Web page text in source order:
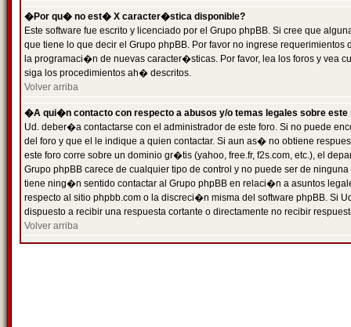
�Por qu� no est� X caracter�stica disponible?
Este software fue escrito y licenciado por el Grupo phpBB. Si cree que
que tiene lo que decir el Grupo phpBB. Por favor no ingrese
la programaci�n de nuevas caracter�sticas. Por favor, lea los foros y vea
siga los procedimientos ah� descritos.
Volver arriba
�A qui�n contacto con respecto a abusos y/o temas legales sobre este
Ud. deber�a contactarse con el administrador de este foro. Si no puede
del foro y que el le indique a quien contactar. Si aun as� no obtiene
este foro corre sobre un dominio gr�tis (yahoo, free.fr, f2s.com, etc.), el
Grupo phpBB carece de cualquier tipo de control y no puede ser de
tiene ning�n sentido contactar al Grupo phpBB en relaci�n a asuntos
respecto al sitio phpbb.com o la discreci�n misma del software phpBB. Si
dispuesto a recibir una respuesta cortante o directamente no recibir
Volver arriba